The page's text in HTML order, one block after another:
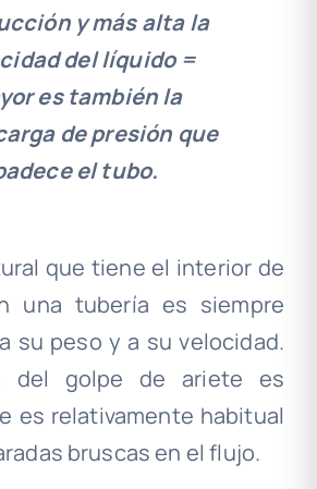
y más alta la
del líquido =
es también la
de presión que
el tubo.
que tiene el interior de
una tubería es siempre
su peso y a su velocidad.
del golpe de ariete es
es relativamente habitual
bruscas en el flujo.